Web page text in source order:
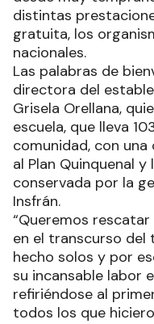
distintas
gratuita, los
nacionales.
Las palabras de
directora del
Grisela Orellana,
escuela, que lleva
comunidad, con
al Plan Quinquenal
conservada por la
Insfrán.
“Queremos
en el transcurso del
hecho solos y por
su incansable labor
refiriéndose al
todos los que